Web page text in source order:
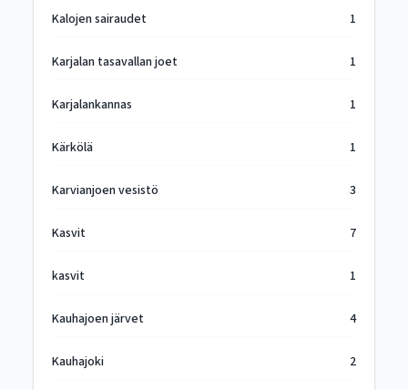
Kalojen sairaudet 1
Karjalan tasavallan joet 1
Karjalankannas 1
Kärkölä 1
Karvianjoen vesistö 3
Kasvit 7
kasvit 1
Kauhajoen järvet 4
Kauhajoki 2